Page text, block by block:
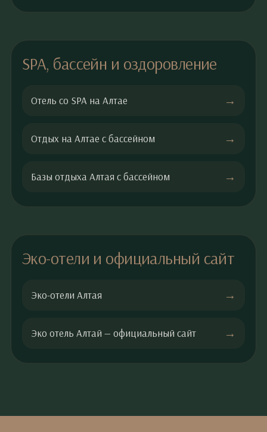
SPA, бассейн и оздоровление
Отель со SPA на Алтае
Отдых на Алтае с бассейном
Базы отдыха Алтая с бассейном
Эко-отели и официальный сайт
Эко-отели Алтая
Эко отель Алтай — официальный сайт